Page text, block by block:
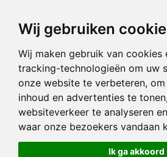
Wij gebruiken
Wij maken gebruik van cookies
tracking-technologieën om uw
onze website te verbeteren,
inhoud en advertenties te
websiteverkeer te analyseren
waar onze bezoekers vandaan
Ik ga akkoord
direct
hoofdinhoud